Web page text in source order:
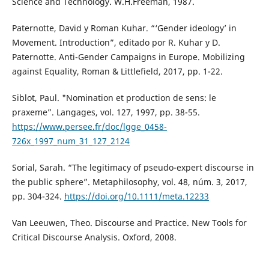
Paternotte, David y Roman Kuhar. “‘Gender ideology’ in
Movement. Introduction”, editado por R. Kuhar y D.
Paternotte. Anti-Gender Campaigns in Europe. Mobilizing
against Equality, Roman & Littlefield, 2017, pp. 1-22.
Siblot, Paul. "Nomination et production de sens: le
praxeme”. Langages, vol. 127, 1997, pp. 38-55.
https://www.persee.fr/doc/lgge_0458-
726x_1997_num_31_127_2124
Sorial, Sarah. “The legitimacy of pseudo-expert discourse in
the public sphere”. Metaphilosophy, vol. 48, núm. 3, 2017,
pp. 304-324. https://doi.org/10.1111/meta.12233
Van Leeuwen, Theo. Discourse and Practice. New Tools for
Critical Discourse Analysis. Oxford, 2008.